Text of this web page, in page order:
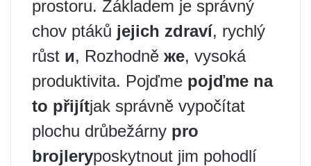
prostoru. Základem je správný
chov ptáků jejich zdraví, rychlý
růst и, Rozhodně же, vysoká
produktivita. Pojďme pojďme na
to přijítjak správně vypočítat
plochu drůbežárny pro
brojleryposkytnout jim pohodlí